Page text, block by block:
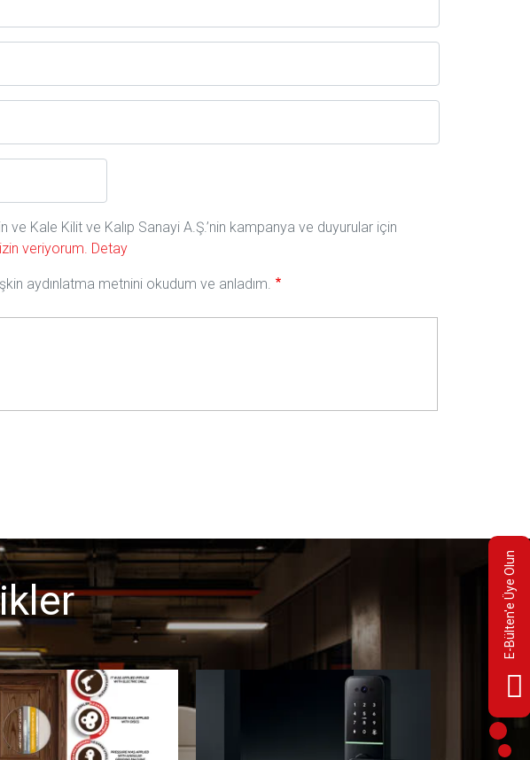
E-Bülten'e Üye Olun
ve Kale Kilit ve Kalıp Sanayi A.Ş.’nin kampanya ve duyurular için
izin veriyorum. Detay
aydınlatma metnini okudum ve anladım.